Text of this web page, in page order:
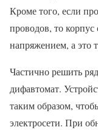
Кроме того, если
проводов, то
напряжением, а это
Частично решить
дифавтомат.
таким образом,
электросети. При